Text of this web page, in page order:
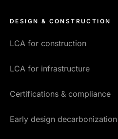
DESIGN & CONSTRUCTION
LCA for construction
LCA for infrastructure
Certifications & compliance
Early design decarbonization